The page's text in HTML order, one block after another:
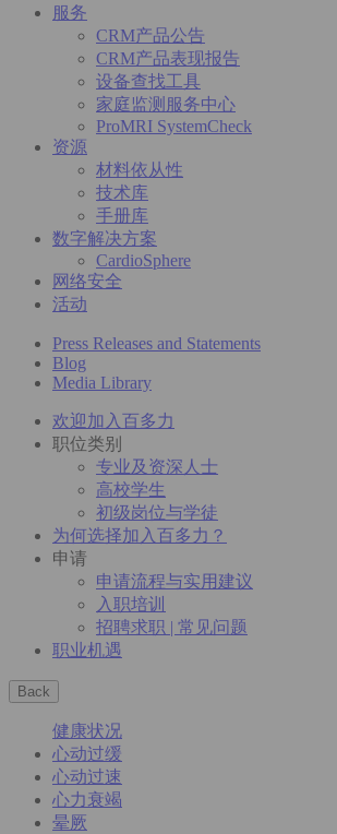
服务
CRM产品公告
CRM产品表现报告
设备查找工具
家庭监测服务中心
ProMRI SystemCheck
资源
材料依从性
技术库
手册库
数字解决方案
CardioSphere
网络安全
活动
Press Releases and Statements
Blog
Media Library
欢迎加入百多力
职位类别
专业及资深人士
高校学生
初级岗位与学徒
为何选择加入百多力？
申请
申请流程与实用建议
入职培训
招聘求职 | 常见问题
职业机遇
Back
健康状况
心动过缓
心动过速
心力衰竭
晕厥